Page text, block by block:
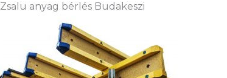
Zsalu anyag bérlés Budakeszi